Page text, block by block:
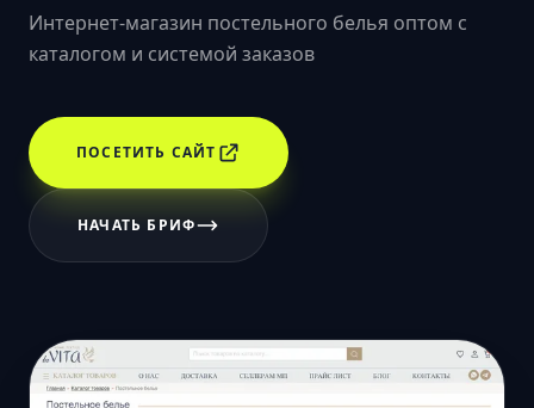
Интернет-магазин постельного белья оптом с
каталогом и системой заказов
ПОСЕТИТЬ САЙТ
НАЧАТЬ БРИФ